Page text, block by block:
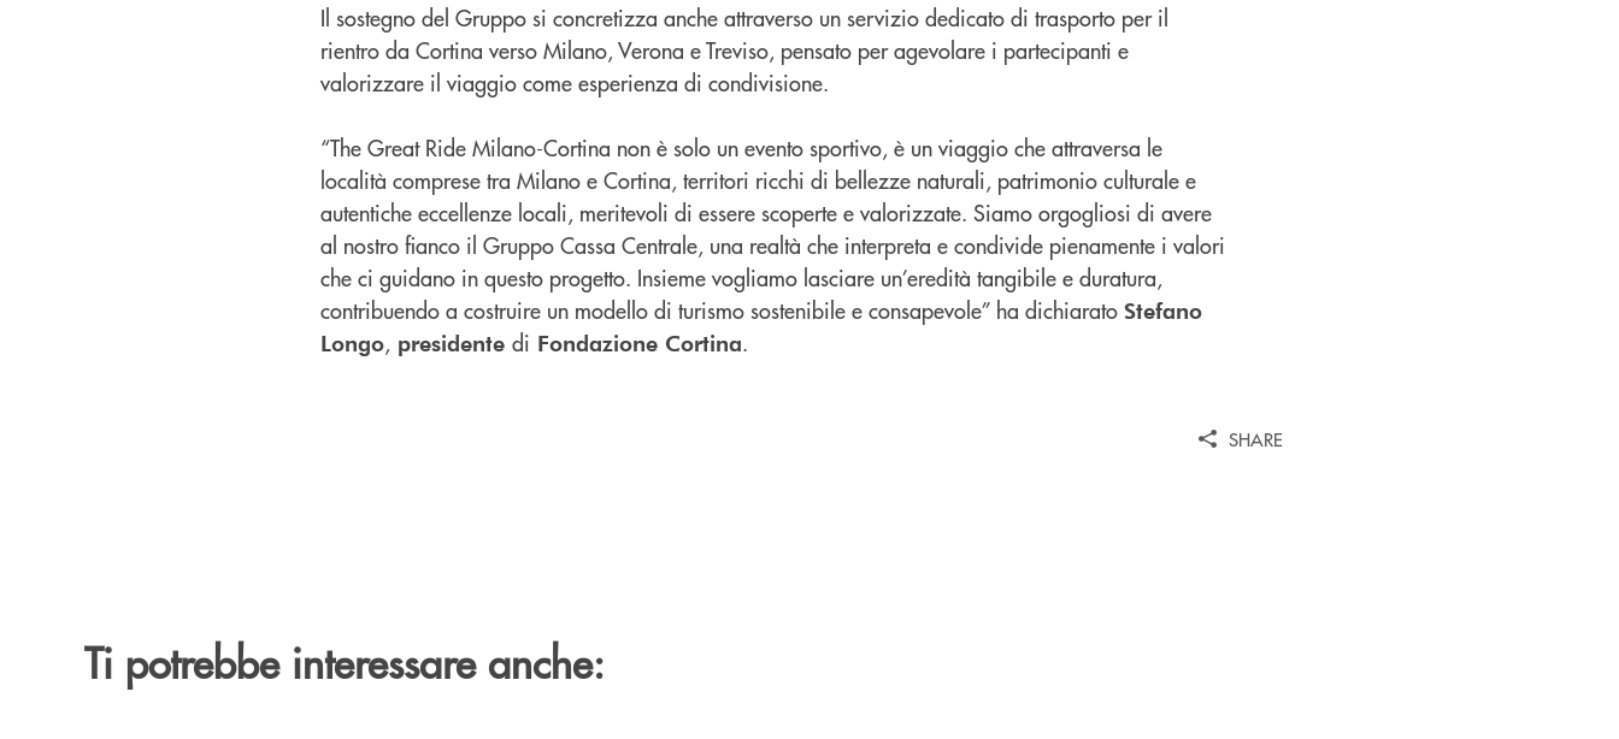
Il sostegno del Gruppo si concretizza anche attraverso un servizio dedicato di trasporto per il
rientro da Cortina verso Milano, Verona e Treviso, pensato per agevolare i partecipanti e
valorizzare il viaggio come esperienza di condivisione.
“The Great Ride Milano-Cortina non è solo un evento sportivo, è un viaggio che attraversa le
località comprese tra Milano e Cortina, territori ricchi di bellezze naturali, patrimonio culturale e
autentiche eccellenze locali, meritevoli di essere scoperte e valorizzate. Siamo orgogliosi di avere
al nostro fianco il Gruppo Cassa Centrale, una realtà che interpreta e condivide pienamente i valori
che ci guidano in questo progetto. Insieme vogliamo lasciare un’eredità tangibile e duratura,
contribuendo a costruire un modello di turismo sostenibile e consapevole” ha dichiarato Stefano
Longo, presidente di Fondazione Cortina.
SHARE
Ti potrebbe interessare anche: